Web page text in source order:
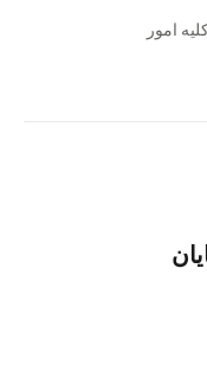
امور